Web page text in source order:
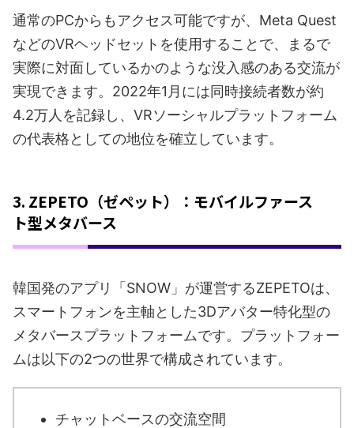
通常のPCからもアクセス可能ですが、Meta Quest
などのVRヘッドセットを使用することで、まるで
実際に対面しているかのような没入感のある交流が
実現できます。2022年1月には同時接続者数が約
4.2万人を記録し、VRソーシャルプラットフォーム
の代表格としての地位を確立しています。
3. ZEPETO（ゼペット）：モバイルファース
ト型メタバース
韓国発のアプリ「SNOW」が運営するZEPETOは、
スマートフォンを主軸とした3Dアバター特化型の
メタバースプラットフォームです。プラットフォー
ムは以下の2つの世界で構成されています。
チャットベースの交流空間